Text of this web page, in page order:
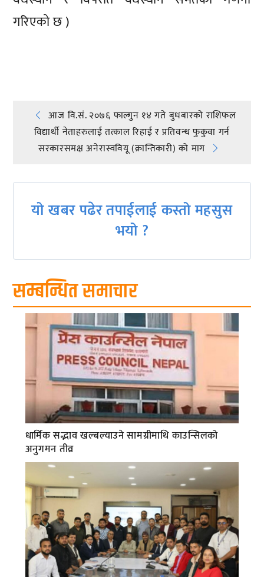
गरिएको छ )
Post
navigation
आज वि.सं. २०७६ फाल्गुन १४ गते बुधबारकाे राशिफल
विद्यार्थी नेताहरुलाई तत्काल रिहाई र प्रतिवन्ध फुकुवा गर्न
सरकारसमक्ष अनेरास्ववियू (क्रान्तिकारी) को माग
यो खबर पढेर तपाईलाई कस्तो महसुस
भयो ?
सम्बन्धित समाचार
धार्मिक सद्भाव खल्बल्याउने सामग्रीमाथि काउन्सिलको
अनुगमन तीव्र